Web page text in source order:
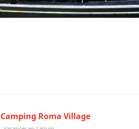
Camping Roma Village